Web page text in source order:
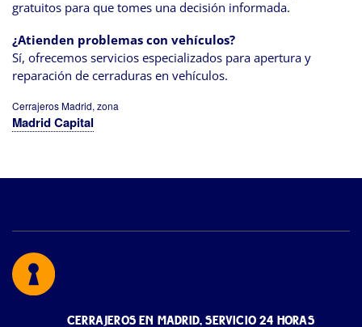
gratuitos para que tomes una decisión informada.
¿Atienden problemas con vehículos?
Sí, ofrecemos servicios especializados para apertura y
reparación de cerraduras en vehículos.
Cerrajeros Madrid, zona
Madrid Capital
CERRAJEROS EN MADRID, SERVICIO 24 HORAS